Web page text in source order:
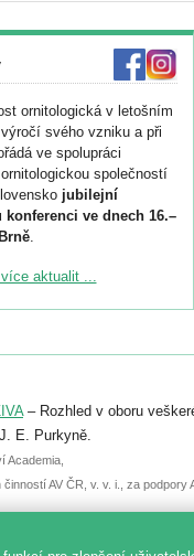
ornitologická v letošním
svého vzniku a při
ve spolupráci
společností
jubilejní
ve dnech 16.–
.
ke konferenci
do 6. září.
přednášky nebo
června.
aktualit ...
– Rozhled v oboru
E. Purkyně.
Academia,
AV ČR, v. v. i., za podpory